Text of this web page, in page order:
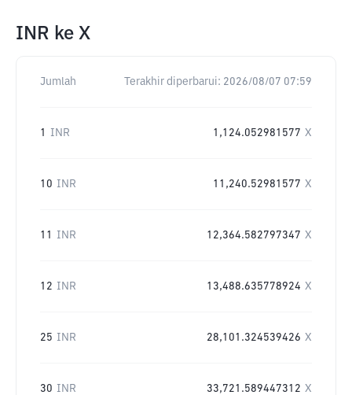
INR ke X
Jumlah Terakhir diperbarui: 2026/08/07 07:59
1 INR 1,124.052981577 X
10 INR 11,240.52981577 X
11 INR 12,364.582797347 X
12 INR 13,488.635778924 X
25 INR 28,101.324539426 X
30 INR 33,721.589447312 X